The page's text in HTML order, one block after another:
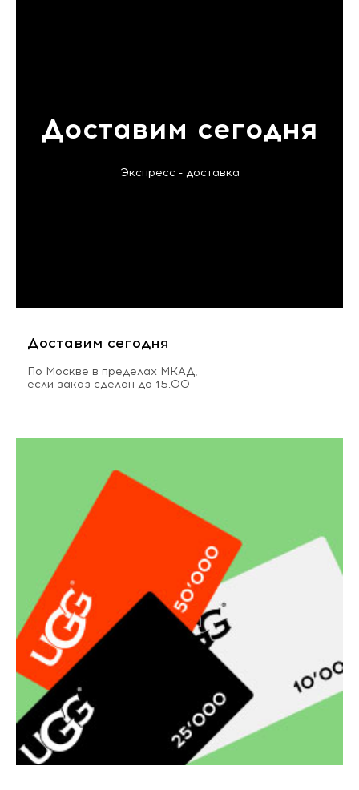
Доставим сегодня
Экспресс - доставка
Доставим сегодня
По Москве в пределах МКАД,
если заказ сделан до 15.00